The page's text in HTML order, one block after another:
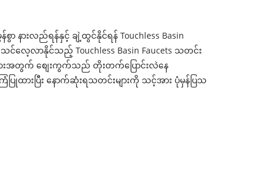
စွာ နားလည်ရန်နှင့် ချဲ့ထွင်နိုင်ရန် Touchless Basin
လေ့လာနိုင်သည့် Touchless Basin Faucets သတင်း
ျားအတွက် စျေးကွက်သည် တိုးတက်ပြောင်းလဲနေ
ထားပြီး နောက်ဆုံးရသတင်းများကို သင့်အား ပုံမှန်ပြသ